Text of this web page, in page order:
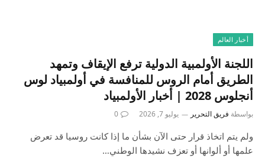
أخبار العالم
اللجنة الأولمبية الدولية ترفع الإيقاف وتمهد
الطريق أمام الروس للمنافسة في أولمبياد لوس
أنجلوس 2028 | أخبار الأولمبياد
بواسطة فريق التحرير يوليو 7, 2026 0
ولم يتم اتخاذ قرار حتى الآن بشأن ما إذا كانت روسيا قد تعرض
علمها أو ألوانها أو تعزف نشيدها الوطني…